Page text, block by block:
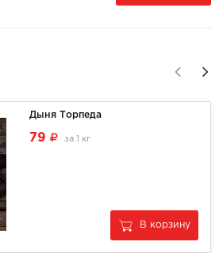
Дыня Торпеда
79 за 1 кг
В корзину